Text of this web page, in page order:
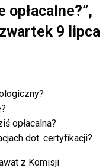
9 lipca
opłacalna?
dot. certyfikacji?
z Komisji